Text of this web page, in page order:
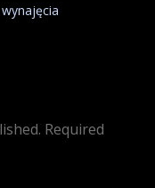
Required